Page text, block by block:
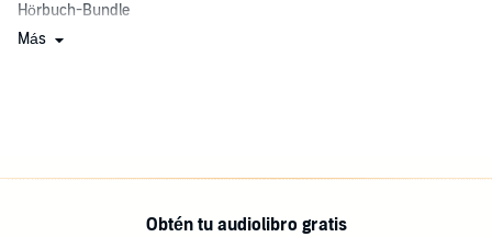
Hörbuch-Bundle
Band 1 "Schönes Geld"
weitere Morde im Umfeld des Arztes. Dann verschwindet auch noch
Más
Obtén tu audiolibro gratis